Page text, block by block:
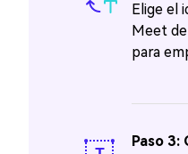
Elige el
Meet
para
Paso 3: